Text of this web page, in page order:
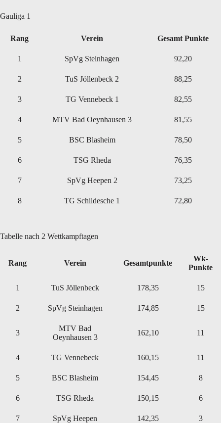
Gauliga 1
Rang Verein Gesamt Punkte
1 SpVg Steinhagen 92,20
2 TuS Jöllenbeck 2 88,25
3 TG Vennebeck 1 82,55
4 MTV Bad Oeynhausen 3 81,55
5 BSC Blasheim 78,50
6 TSG Rheda 76,35
7 SpVg Heepen 2 73,25
8 TG Schildesche 1 72,80
Tabelle nach 2 Wettkampftagen
Rang Verein Gesamtpunkte
Wk-
Punkte
1 TuS Jöllenbeck 178,35 15
2 SpVg Steinhagen 174,85 15
3
MTV Bad
Oeynhausen 3
162,10 11
4 TG Vennebeck 160,15 11
5 BSC Blasheim 154,45 8
6 TSG Rheda 150,15 6
7 SpVg Heepen 142,35 3